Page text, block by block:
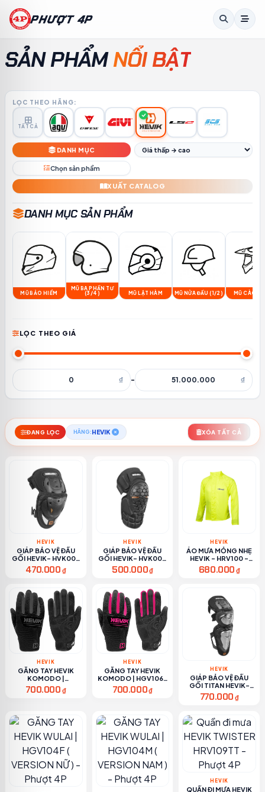
PHƯỢT 4P
SẢN PHẨMNỔI BẬT
LỌC THEO HÃNG:
TẤT CẢ
DANH MỤC
Chọn sản phẩm
XUẤT CATALOG
DANH MỤC SẢN PHẨM
MŨ BẢO HIỂM
MŨ BA PHẦN TƯ
(3/4)
MŨ LẬT HÀM MŨ NỬA ĐẦU (1/2) MŨ CÀO
LỌC THEO GIÁ
₫ - ₫
ĐANG LỌC HÃNG:HEVIK XÓA TẤT CẢ
HEVIK
GIÁP BẢO VỆ ĐẦU
GỐI HEVIK- HVK002
- PHƯỢT 4P
470.000 ₫
HEVIK
GIÁP BẢO VỆ ĐẦU
GỐI HEVIK- HVK000
- PHƯỢT 4P
500.000₫
HEVIK
ÁO MƯA MỎNG NHẸ
HEVIK - HRV100 -
PHƯỢT 4P
680.000 ₫
HEVIK
GĂNG TAY HEVIK
KOMODO |
HGV106M ( VERSION
NAM ) - PHƯỢT 4P
700.000 ₫
HEVIK
GĂNG TAY HEVIK
KOMODO | HGV106F
( VERSION NỮ ) -
PHƯỢT 4P
700.000₫
HEVIK
GIÁP BẢO VỆ ĐẦU
GỐI TITAN HEVIK-
HVK001 - PHƯỢT 4P
770.000 ₫
HEVIK
QUẦN ĐI MƯA HEVIK